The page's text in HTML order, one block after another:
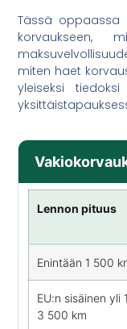
Tässä oppaassa
korvaukseen,
miten haet
yleiseksi
Lennon pituus
Enintään 1 500
EU:n sisäinen yli
3 500 km